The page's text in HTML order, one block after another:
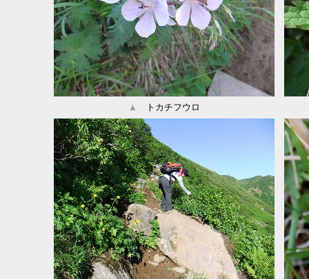
▲ トカチフウロ